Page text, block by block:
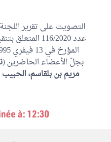
التصويت على تقرير
بجلّ الأعضاء الحاضرين (
مريم بن بلقاسم،
à: 12:30